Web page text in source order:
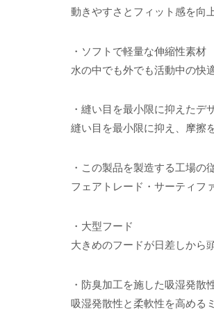
動きやすさとフィット感を向
・ソフトで軽量な伸縮性素材
水の中でも外でも活動中の快
・縫い目を最小限に抑えたデ
縫い目を最小限に抑え、摩擦
・この製品を製造する工場の
フェアトレード・サーティフ
・大型フード
大きめのフードが日差しから
・防臭加工を施した吸湿発散
吸湿発散性と柔軟性を高める